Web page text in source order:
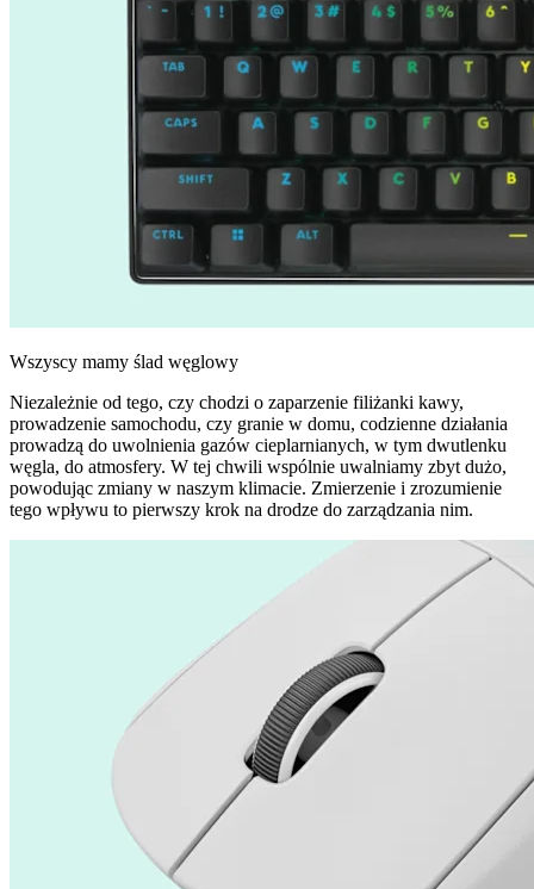
Wszyscy mamy ślad węglowy
Niezależnie od tego, czy chodzi o zaparzenie filiżanki kawy,
prowadzenie samochodu, czy granie w domu, codzienne działania
prowadzą do uwolnienia gazów cieplarnianych, w tym dwutlenku
węgla, do atmosfery. W tej chwili wspólnie uwalniamy zbyt dużo,
powodując zmiany w naszym klimacie. Zmierzenie i zrozumienie
tego wpływu to pierwszy krok na drodze do zarządzania nim.